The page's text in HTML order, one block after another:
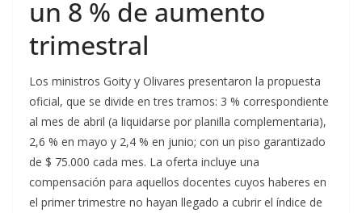
un 8 % de aumento
trimestral
Los ministros Goity y Olivares presentaron la propuesta
oficial, que se divide en tres tramos: 3 % correspondiente
al mes de abril (a liquidarse por planilla complementaria),
2,6 % en mayo y 2,4 % en junio; con un piso garantizado
de $ 75.000 cada mes. La oferta incluye una
compensación para aquellos docentes cuyos haberes en
el primer trimestre no hayan llegado a cubrir el índice de